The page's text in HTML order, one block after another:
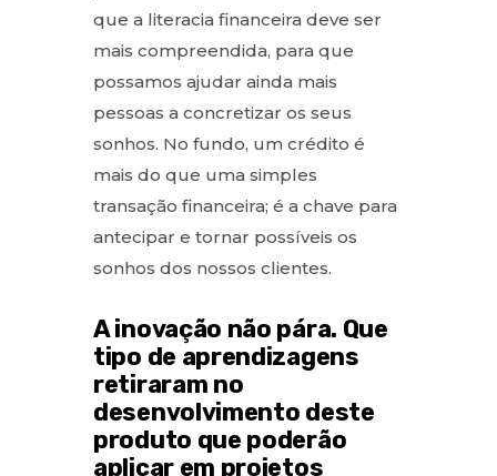
que a literacia financeira deve ser
mais compreendida, para que
possamos ajudar ainda mais
pessoas a concretizar os seus
sonhos. No fundo, um crédito é
mais do que uma simples
transação financeira; é a chave para
antecipar e tornar possíveis os
sonhos dos nossos clientes.
A inovação não pára. Que
tipo de aprendizagens
retiraram no
desenvolvimento deste
produto que poderão
aplicar em projetos